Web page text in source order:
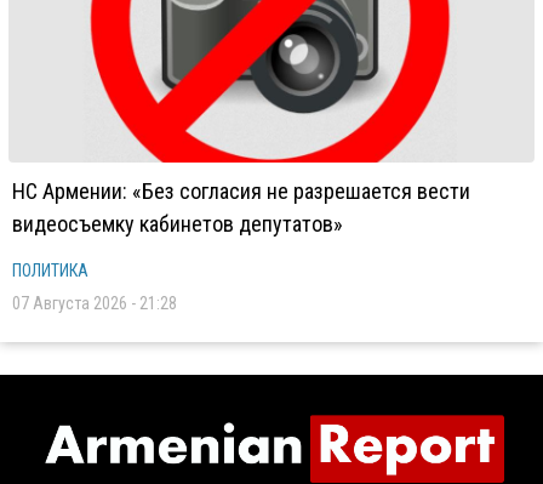
НС Армении: «Без согласия не разрешается вести
видеосъемку кабинетов депутатов»
ПОЛИТИКА
07 Августа 2026 - 21:28